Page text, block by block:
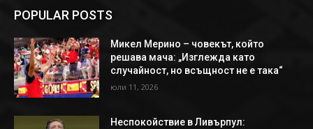
POPULAR POSTS
Микел Мерино – човекът, който
решава мача: „Изглежда като
случайност, но всъщност не е така“
юли 11, 2026
Неспокойствие в Ливърпул: